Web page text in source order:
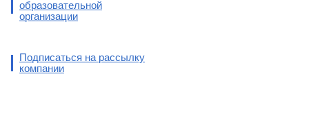
образовательной
организации
Подписаться на рассылку
компании